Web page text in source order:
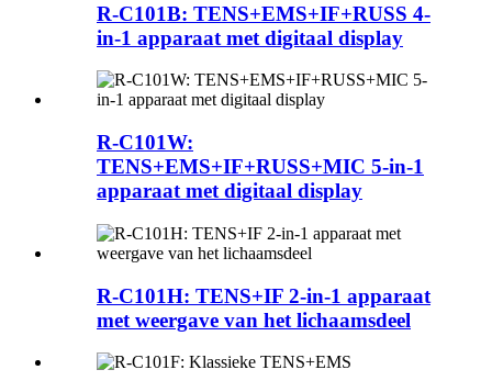
R-C101B: TENS+EMS+IF+RUSS 4-
in-1 apparaat met digitaal display
R-C101W:
TENS+EMS+IF+RUSS+MIC 5-in-1
apparaat met digitaal display
R-C101H: TENS+IF 2-in-1 apparaat
met weergave van het lichaamsdeel